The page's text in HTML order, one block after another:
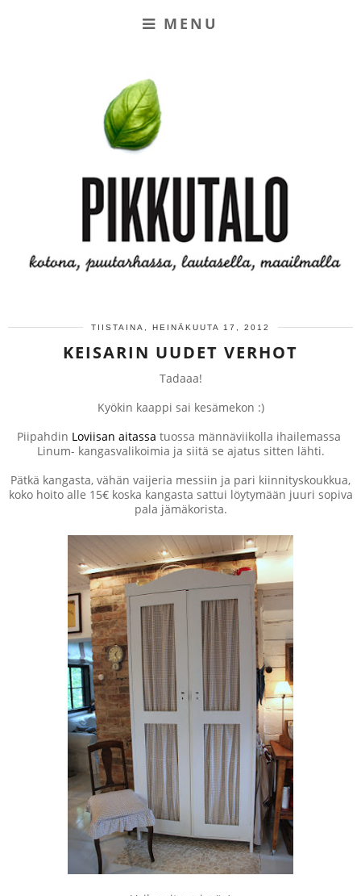
MENU
TIISTAINA, HEINÄKUUTA 17, 2012
KEISARIN UUDET VERHOT
Tadaaa!
Kyökin kaappi sai kesämekon :)
Piipahdin Loviisan aitassa tuossa männäviikolla ihailemassa
Linum- kangasvalikoimia ja siitä se ajatus sitten lähti.
Pätkä kangasta, vähän vaijeria messiin ja pari kiinnityskoukkua,
koko hoito alle 15€ koska kangasta sattui löytymään juuri sopiva
pala jämäkorista.